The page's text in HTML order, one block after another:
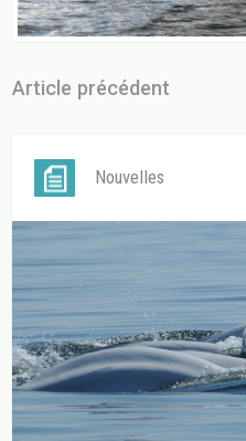
Article précédent
Nouvelles